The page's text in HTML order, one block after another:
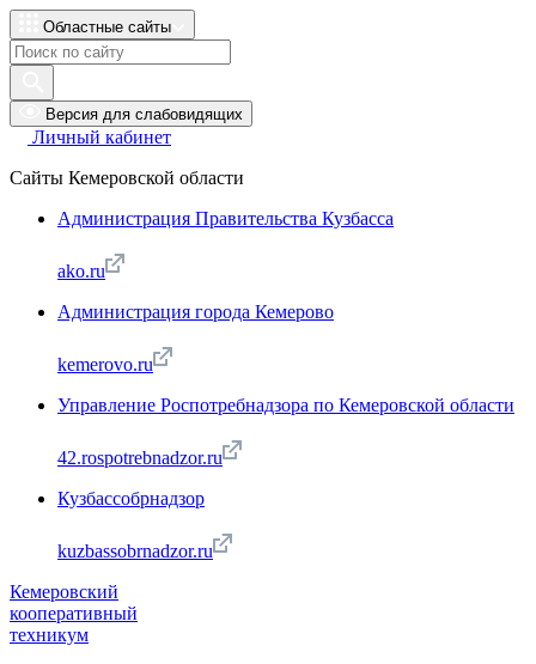
Областные сайты
Версия для слабовидящих
Личный кабинет
Сайты Кемеровской области
Администрация Правительства Кузбасса
ako.ru
Администрация города Кемерово
kemerovo.ru
Управление Роспотребнадзора по Кемеровской области
42.rospotrebnadzor.ru
Кузбассобрнадзор
kuzbassobrnadzor.ru
Кемеровский
кооперативный
техникум